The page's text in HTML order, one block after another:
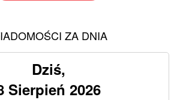
ZA DNIA
Dziś,
Sierpień 2026